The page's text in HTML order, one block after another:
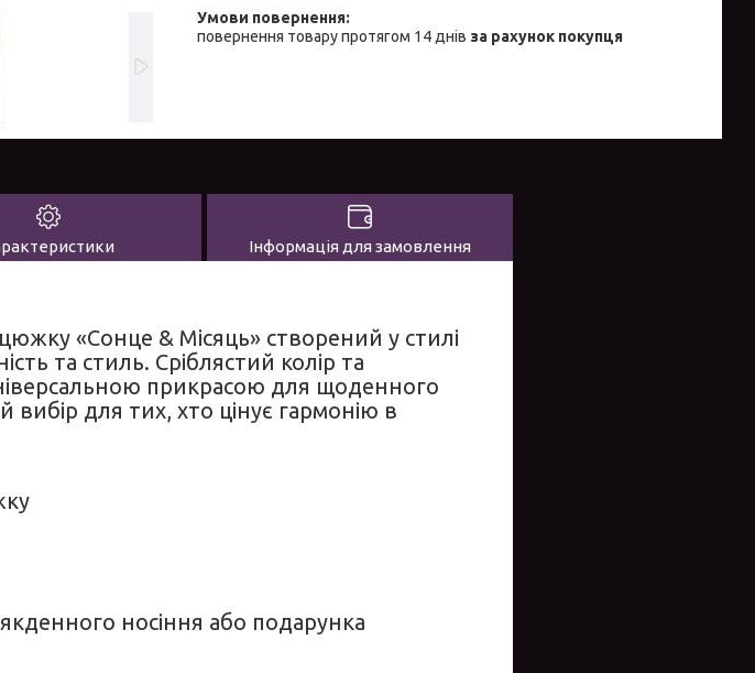
повернення товару протягом 14 днів за рахунок покупця
Інформація для замовлення
«Сонце & Місяць» створений у стилі
та стиль. Сріблястий колір та
прикрасою для щоденного
вибір для тих, хто цінує гармонію в
носіння або подарунка